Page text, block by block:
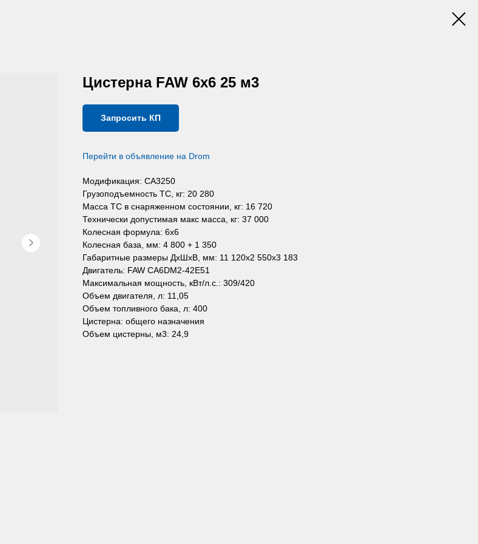
Цистерна FAW 6х6 25 м3
Запросить КП
Перейти в объявление на Drom
Модификация: CA3250
Грузоподъемность ТС, кг: 20 280
Масса ТС в снаряженном состоянии, кг: 16 720
Технически допустимая макс масса, кг: 37 000
Колесная формула: 6х6
Колесная база, мм: 4 800 + 1 350
Габаритные размеры ДхШхВ, мм: 11 120х2 550х3 183
Двигатель: FAW CA6DM2-42E51
Максимальная мощность, кВт/л.с.: 309/420
Объем двигателя, л: 11,05
Объем топливного бака, л: 400
Цистерна: общего назначения
Объем цистерны, м3: 24,9